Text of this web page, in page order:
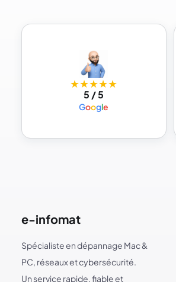
★★★★★
5 / 5
Google
e-infomat
Spécialiste en dépannage Mac &
PC, réseaux et cybersécurité.
Un service rapide, fiable et